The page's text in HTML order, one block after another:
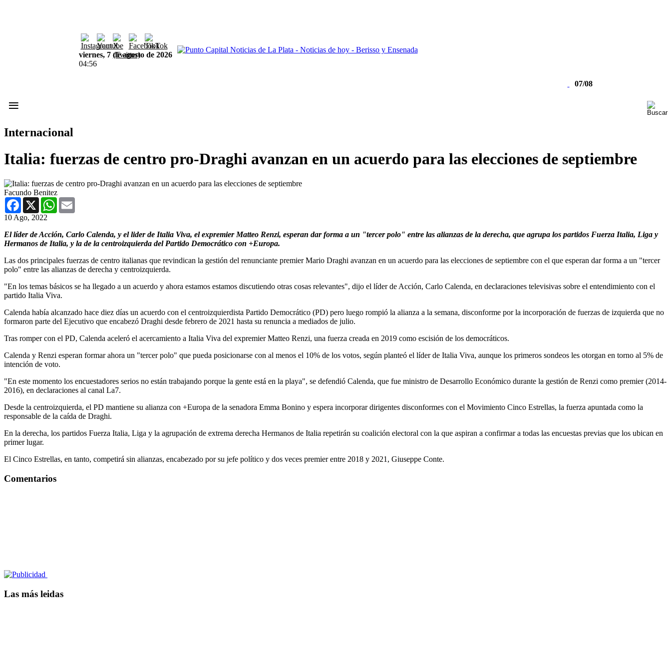
viernes, 7 de agosto de 2026
04:56
07/08
≡
Internacional
Italia: fuerzas de centro pro-Draghi avanzan en un acuerdo para las elecciones de septiembre
Facundo Benitez
Facebook
X WhatsApp
10 Ago, 2022
El líder de Acción, Carlo Calenda, y el lider de Italia Viva, el expremier Matteo Renzi, esperan dar forma a un "tercer polo" entre las alianzas de la derecha, que agrupa los partidos Fuerza Italia, Liga y
Hermanos de Italia, y la de la centroizquierda del Partido Democrático con +Europa.
Las dos principales fuerzas de centro italianas que revindican la gestión del renunciante premier Mario Draghi avanzan en un acuerdo para las elecciones de septiembre con el que esperan dar forma a un "tercer
polo" entre las alianzas de derecha y centroizquierda.
"En los temas básicos se ha llegado a un acuerdo y ahora estamos estamos discutiendo otras cosas relevantes", dijo el líder de Acción, Carlo Calenda, en declaraciones televisivas sobre el entendimiento con el
partido Italia Viva.
Calenda había alcanzado hace diez días un acuerdo con el centroizquierdista Partido Democrático (PD) pero luego rompió la alianza a la semana, disconforme por la incorporación de fuerzas de izquierda que no
formaron parte del Ejecutivo que encabezó Draghi desde febrero de 2021 hasta su renuncia a mediados de julio.
Tras romper con el PD, Calenda aceleró el acercamiento a Italia Viva del expremier Matteo Renzi, una fuerza creada en 2019 como escisión de los democráticos.
Calenda y Renzi esperan formar ahora un "tercer polo" que pueda posicionarse con al menos el 10% de los votos, según planteó el líder de Italia Viva, aunque los primeros sondeos les otorgan en torno al 5% de
intención de voto.
"En este momento los encuestadores serios no están trabajando porque la gente está en la playa", se defendió Calenda, que fue ministro de Desarrollo Económico durante la gestión de Renzi como premier (2014-
2016), en declaraciones al canal La7.
Desde la centroizquierda, el PD mantiene su alianza con +Europa de la senadora Emma Bonino y espera incorporar dirigentes disconformes con el Movimiento Cinco Estrellas, la fuerza apuntada como la
responsable de la caída de Draghi.
En la derecha, los partidos Fuerza Italia, Liga y la agrupación de extrema derecha Hermanos de Italia repetirán su coalición electoral con la que aspiran a confirmar a todas las encuestas previas que los ubican en
primer lugar.
El Cinco Estrellas, en tanto, competirá sin alianzas, encabezado por su jefe político y dos veces premier entre 2018 y 2021, Giuseppe Conte.
Comentarios
Las más leidas